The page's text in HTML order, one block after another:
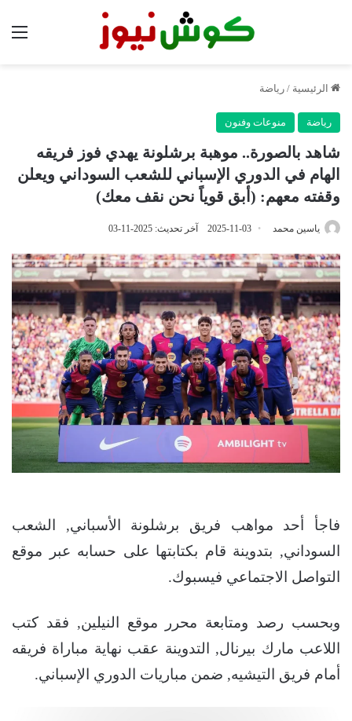
الرئيسية / رياضة
رياضة منوعات وفنون
شاهد بالصورة.. موهبة برشلونة يهدي فوز فريقه
الهام في الدوري الإسباني للشعب السوداني ويعلن
وقفته معهم: (أبق قوياً نحن نقف معك)
ياسين محمد 2025-11-03 آخر تحديث: 2025-11-03
فاجأ أحد مواهب فريق برشلونة الأسباني, الشعب
السوداني, بتدوينة قام بكتابتها على حسابه عبر موقع
التواصل الاجتماعي فيسبوك.
وبحسب رصد ومتابعة محرر موقع النيلين, فقد كتب
اللاعب مارك بيرنال, التدوينة عقب نهاية مباراة فريقه
أمام فريق التيشيه, ضمن مباريات الدوري الإسباني.